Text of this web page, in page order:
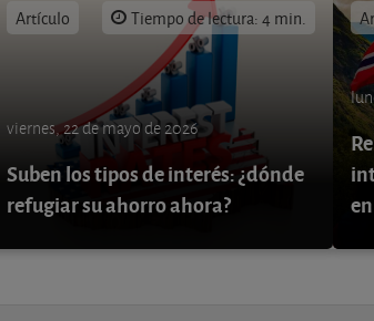
Artículo Tiempo de lectura: 4 min.
viernes, 22 de mayo de 2026
Suben los tipos de interés: ¿dónde
refugiar su ahorro ahora?